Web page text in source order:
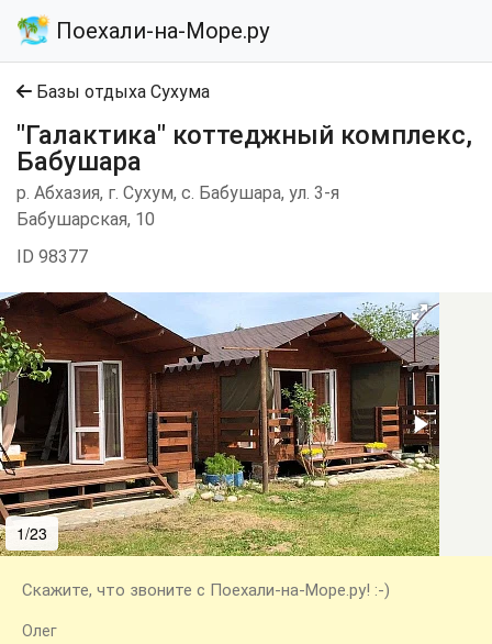
Поехали-на-Море.ру
Базы отдыха Сухума
"Галактика" коттеджный комплекс,
Бабушара
р. Абхазия, г. Сухум, с. Бабушара, ул. 3-я
Бабушарская, 10
ID 98377
1/23
Скажите, что звоните с Поехали-на-Море.ру! :-)
Олег